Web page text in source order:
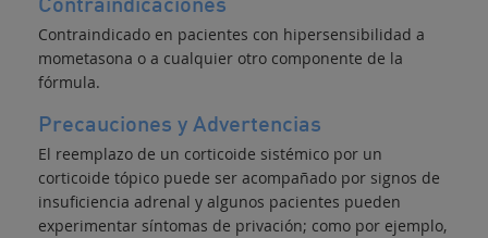
Contraindicaciones
Contraindicado en pacientes con hipersensibilidad a
mometasona o a cualquier otro componente de la
fórmula.
Precauciones y Advertencias
El reemplazo de un corticoide sistémico por un
corticoide tópico puede ser acompañado por signos de
insuficiencia adrenal y algunos pacientes pueden
experimentar síntomas de privación; como por ejemplo,